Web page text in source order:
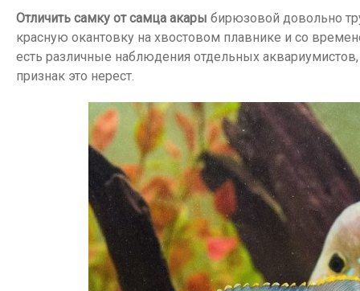
Отличить самку от самца акары бирюзовой довольно
красную окантовку на хвостовом плавнике и со
есть различные наблюдения отдельных
признак это нерест.